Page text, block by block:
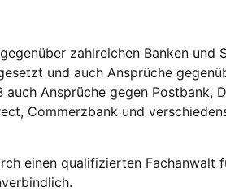
zahlreichen Banken und
und auch Ansprüche
Ansprüche gegen Postbank,
Commerzbank und
einen qualifizierten Fachanwalt